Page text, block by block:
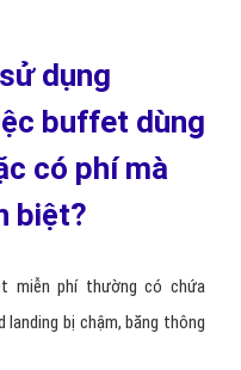
dụng
buffet dùng
có phí mà
biệt?
miễn phí thường có chứa
bị chậm, băng thông